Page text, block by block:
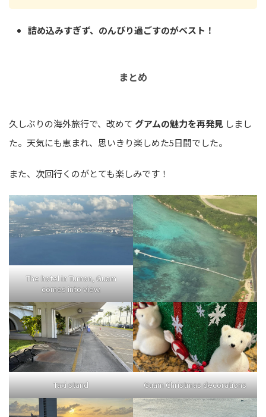
詰め込みすぎず、のんびり過ごすのがベスト！
まとめ
久しぶりの海外旅行で、改めてグアムの魅力を再発見 しまし
た。天気にも恵まれ、思いきり楽しめた5日間でした。
また、次回行くのがとても楽しみです！
The hotel in Tumon, Guam
comes into view.
Taxi stand Guam Christmas decorations